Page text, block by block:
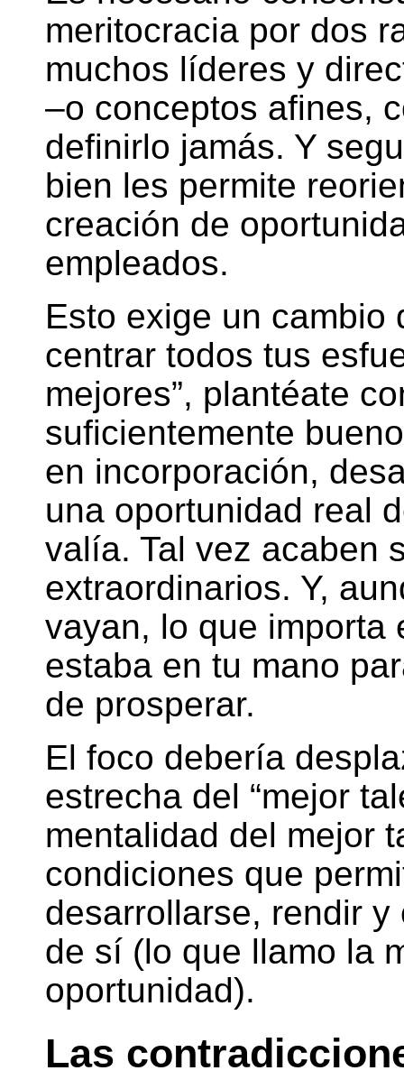
meritocracia por dos
muchos líderes y
–o conceptos afines,
definirlo jamás. Y
bien les permite
creación de
empleados.
Esto exige un cambio
centrar todos tus
mejores”, plantéate
suficientemente
en incorporación,
una oportunidad real
valía. Tal vez acaben
extraordinarios. Y,
vayan, lo que importa
estaba en tu mano
de prosperar.
El foco debería
estrecha del “mejor
mentalidad del mejor
condiciones que
desarrollarse, rendir
de sí (lo que llamo la
oportunidad).
Las